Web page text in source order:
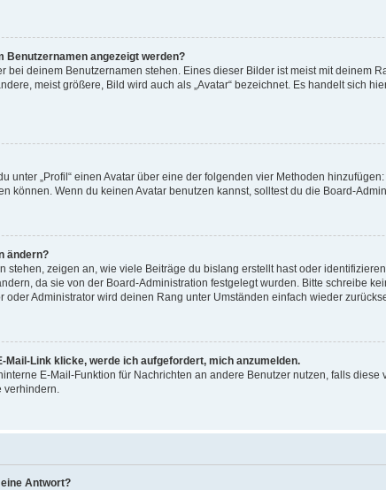
Benutzernamen angezeigt werden?
bei deinem Benutzernamen stehen. Eines dieser Bilder ist meist mit deinem
meist größere, Bild wird auch als „Avatar“ bezeichnet. Es handelt sich
unter „Profil“ einen Avatar über eine der folgenden vier Methoden
können. Wenn du keinen Avatar benutzen kannst, solltest du die Board-
ändern?
stehen, zeigen an, wie viele Beiträge du bislang erstellt hast oder
da sie von der Board-Administration festgelegt wurden. Bitte schreibe
oder Administrator wird deinen Rang unter Umständen einfach wieder
Mail-Link klicke, werde ich aufgefordert, mich anzumelden.
E-Mail-Funktion für Nachrichten an andere Benutzer nutzen, falls
verhindern.
Antwort?